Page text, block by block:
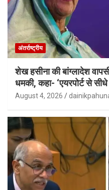
अंतर्राष्ट्रीय
शेख हसीना की बांग्लादेश
धमकी, कहा- ‘एयरपोर्ट से
August 4, 2026